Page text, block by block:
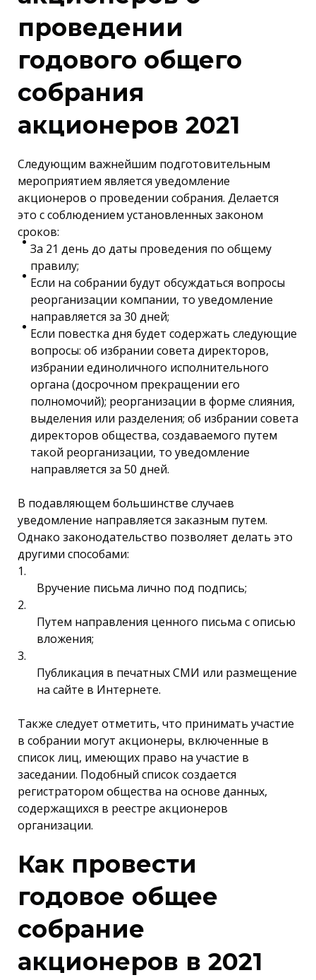
проведении
годового общего
собрания
акционеров 2021
Следующим важнейшим подготовительным
мероприятием является уведомление
акционеров о проведении собрания. Делается
это с соблюдением установленных законом
сроков:
За 21 день до даты проведения по общему
правилу;
Если на собрании будут обсуждаться вопросы
реорганизации компании, то уведомление
направляется за 30 дней;
Если повестка дня будет содержать следующие
вопросы: об избрании совета директоров,
избрании единоличного исполнительного
органа (досрочном прекращении его
полномочий); реорганизации в форме слияния,
выделения или разделения; об избрании совета
директоров общества, создаваемого путем
такой реорганизации, то уведомление
направляется за 50 дней.
В подавляющем большинстве случаев
уведомление направляется заказным путем.
Однако законодательство позволяет делать это
другими способами:
Вручение письма лично под подпись;
Путем направления ценного письма с описью
вложения;
Публикация в печатных СМИ или размещение
на сайте в Интернете.
Также следует отметить, что принимать участие
в собрании могут акционеры, включенные в
список лиц, имеющих право на участие в
заседании. Подобный список создается
регистратором общества на основе данных,
содержащихся в реестре акционеров
организации.
Как провести
годовое общее
собрание
акционеров в 2021